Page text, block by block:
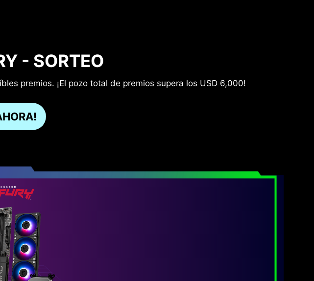
- SORTEO
premios. ¡El pozo total de premios supera los USD 6,000!